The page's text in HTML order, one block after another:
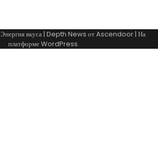
Энергия вкуса | Depth News отAscendoor | На
платформеWordPress.